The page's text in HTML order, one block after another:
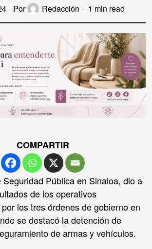
Por Redacción 1 min read
COMPARTIR
Seguridad Pública en Sinaloa, dio a
de los operativos
los tres órdenes de gobierno en
se destacó la detención de
de armas y vehículos.